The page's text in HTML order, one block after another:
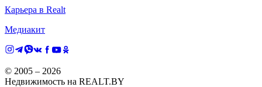
Карьера в Realt
Медиакит
© 2005 – 2026
Недвижимость на REALT.BY